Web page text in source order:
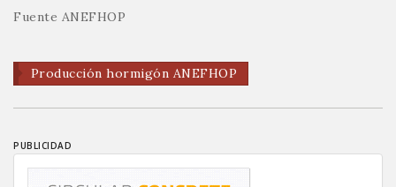
Fuente ANEFHOP
Producción hormigón ANEFHOP
PUBLICIDAD